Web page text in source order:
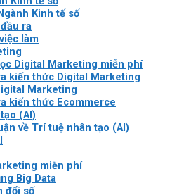
Kinh tế số
ra
làm
Digital Marketing miễn phí
kiến thức Digital Marketing
Marketing
kiến thức Ecommerce
(AI)
về Trí tuệ nhân tạo (AI)
miễn phí
Big Data
đổi số